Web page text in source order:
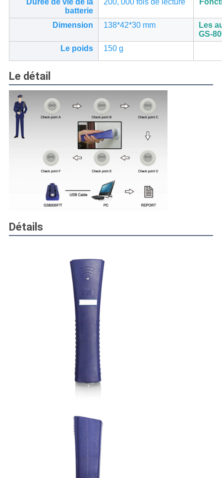
Durée de vie de la
batterie
200, 000 fois de lecture
Dimension 138*42*30 mm
Les
GS-
Le poids
150 g
Le détail
Détails